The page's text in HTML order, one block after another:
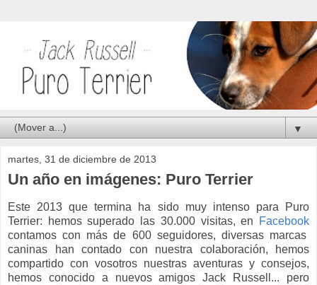
▼
martes, 31 de diciembre de 2013
Un año en imágenes: Puro Terrier
Este 2013 que termina ha sido muy intenso para Puro
Terrier: hemos superado las 30.000 visitas, en
Facebook
contamos con más de 600 seguidores, diversas marcas
caninas han contado con nuestra colaboración, hemos
compartido con vosotros nuestras aventuras y consejos,
hemos conocido a nuevos amigos Jack Russell... pero